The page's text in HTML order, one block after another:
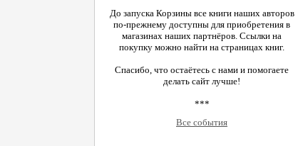
До запуска Корзины все книги наших авторов
по-прежнему доступны для приобретения в
магазинах наших партнёров. Ссылки на
покупку можно найти на страницах книг.
Спасибо, что остаётесь с нами и помогаете
делать сайт лучше!
***
Все события